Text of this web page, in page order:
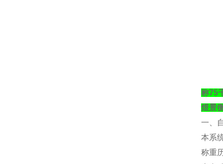
称75
煜景
一、
本系
称重